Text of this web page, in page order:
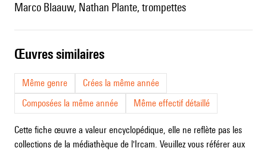
Marco Blaauw, Nathan Plante, trompettes
œuvres similaires
Même genre
Crées la même année
Composées la même année
Même effectif détaillé
Cette fiche œuvre a valeur encyclopédique, elle ne reflète pas les
collections de la médiathèque de l'Ircam. Veuillez vous référer aux